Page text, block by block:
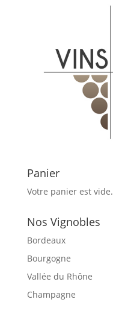
Panier
Votre panier est vide.
Nos Vignobles
Bordeaux
Bourgogne
Vallée du Rhône
Champagne